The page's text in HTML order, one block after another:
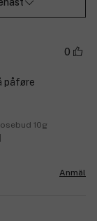
0
påføre
10g
Anmäl